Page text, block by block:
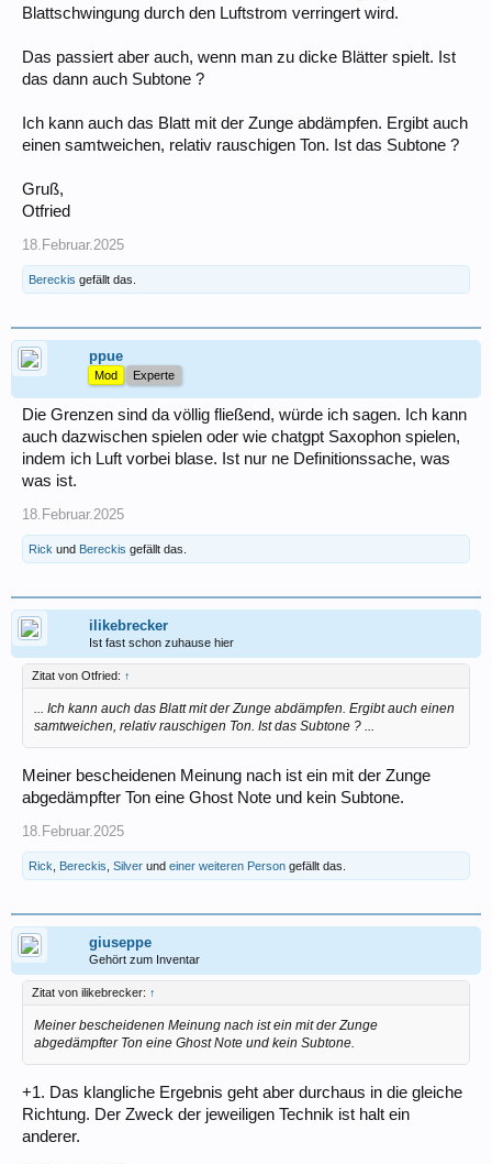
Blattschwingung durch den Luftstrom verringert wird.
Das passiert aber auch, wenn man zu dicke Blätter spielt. Ist
das dann auch Subtone ?
Ich kann auch das Blatt mit der Zunge abdämpfen. Ergibt auch
einen samtweichen, relativ rauschigen Ton. Ist das Subtone ?
Gruß,
Otfried
18.Februar.2025
Bereckis gefällt das.
ppue
Mod Experte
Die Grenzen sind da völlig fließend, würde ich sagen. Ich kann
auch dazwischen spielen oder wie chatgpt Saxophon spielen,
indem ich Luft vorbei blase. Ist nur ne Definitionssache, was
was ist.
18.Februar.2025
Rick und Bereckis gefällt das.
ilikebrecker
Ist fast schon zuhause hier
Zitat von Otfried: ↑
... Ich kann auch das Blatt mit der Zunge abdämpfen. Ergibt auch einen
samtweichen, relativ rauschigen Ton. Ist das Subtone ? ...
Meiner bescheidenen Meinung nach ist ein mit der Zunge
abgedämpfter Ton eine Ghost Note und kein Subtone.
18.Februar.2025
Rick Bereckis Silver und einer weiteren Person gefällt das.
giuseppe
Gehört zum Inventar
Zitat von ilikebrecker: ↑
Meiner bescheidenen Meinung nach ist ein mit der Zunge
abgedämpfter Ton eine Ghost Note und kein Subtone.
+1. Das klangliche Ergebnis geht aber durchaus in die gleiche
Richtung. Der Zweck der jeweiligen Technik ist halt ein
anderer.